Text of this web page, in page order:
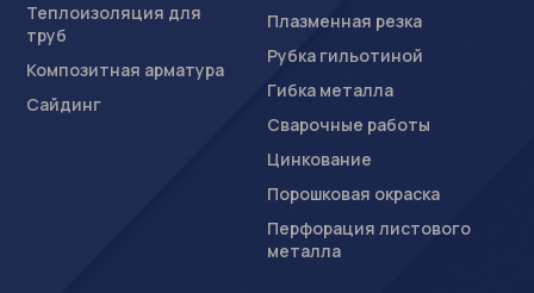
Теплоизоляция для
труб
Композитная арматура
Сайдинг
Плазменная резка
Рубка гильотиной
Гибка металла
Сварочные работы
Цинкование
Порошковая окраска
Перфорация листового
металла